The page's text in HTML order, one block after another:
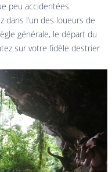
peu accidentées.
dans l’un des loueurs de
générale, le départ du
sur votre fidèle destrier